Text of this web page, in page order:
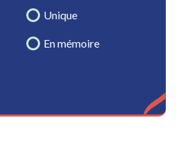
Unique
En mémoire